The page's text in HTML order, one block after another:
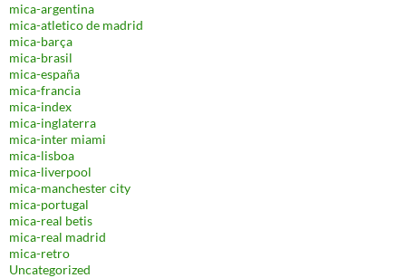
mica-argentina
mica-atletico de madrid
mica-barça
mica-brasil
mica-españa
mica-francia
mica-index
mica-inglaterra
mica-inter miami
mica-lisboa
mica-liverpool
mica-manchester city
mica-portugal
mica-real betis
mica-real madrid
mica-retro
Uncategorized